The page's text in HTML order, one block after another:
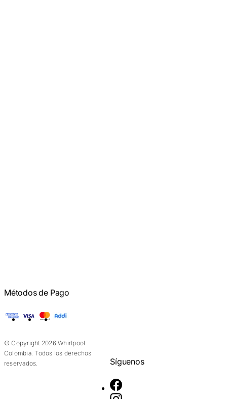
Métodos de Pago
American Express
Visa Mastercard
© Copyright 2026 Whirlpool
Colombia. Todos los derechos
reservados.
Síguenos